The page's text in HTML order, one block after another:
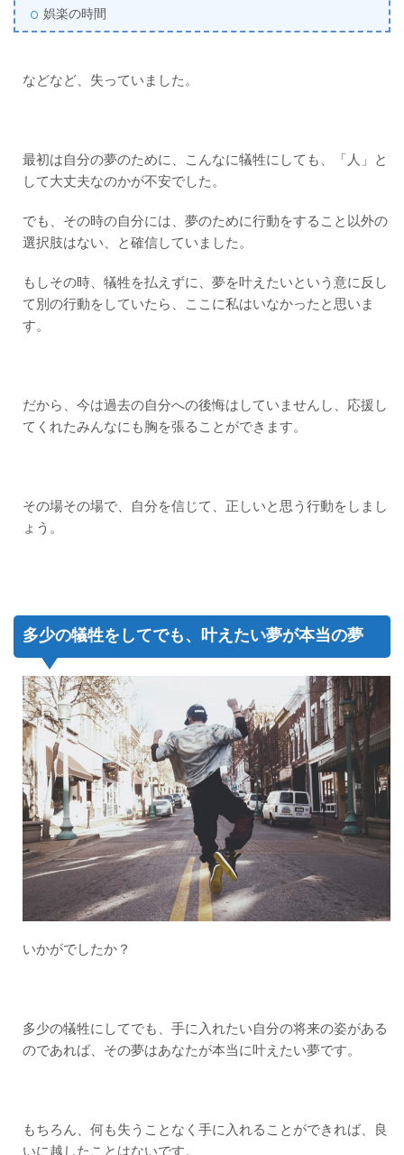
娯楽の時間
などなど、失っていました。
最初は自分の夢のために、こんなに犠牲にしても、「人」と
して大丈夫なのかが不安でした。
でも、その時の自分には、夢のために行動をすること以外の
選択肢はない、と確信していました。
もしその時、犠牲を払えずに、夢を叶えたいという意に反し
て別の行動をしていたら、ここに私はいなかったと思いま
す。
だから、今は過去の自分への後悔はしていませんし、応援し
てくれたみんなにも胸を張ることができます。
その場その場で、自分を信じて、正しいと思う行動をしまし
ょう。
多少の犠牲をしてでも、叶えたい夢が本当の夢
いかがでしたか？
多少の犠牲にしてでも、手に入れたい自分の将来の姿がある
のであれば、その夢はあなたが本当に叶えたい夢です。
もちろん、何も失うことなく手に入れることができれば、良
いに越したことはないです。